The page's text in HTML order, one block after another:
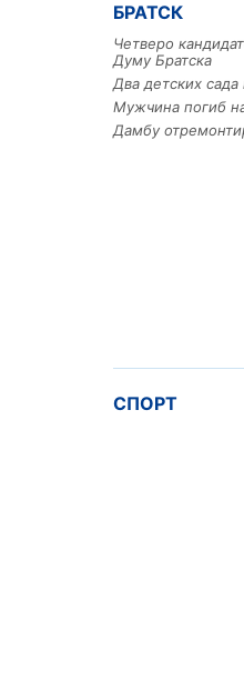
БРАТСК
Четверо
Думу Братска
Два детских
Мужчина погиб
Дамбу
СПОРТ